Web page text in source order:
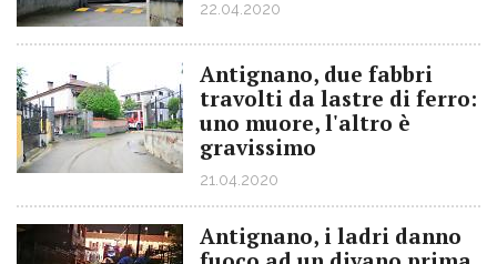
22.04.2020
Antignano, due fabbri
travolti da lastre di ferro:
uno muore, l'altro è
gravissimo
21.04.2020
Antignano, i ladri danno